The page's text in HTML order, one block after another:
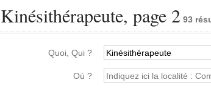
Kinésithérapeute, page 2 93
Quoi, Qui ?
Où ?